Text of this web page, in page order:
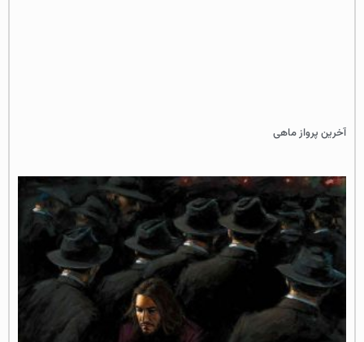
آخرین پرواز ماهی